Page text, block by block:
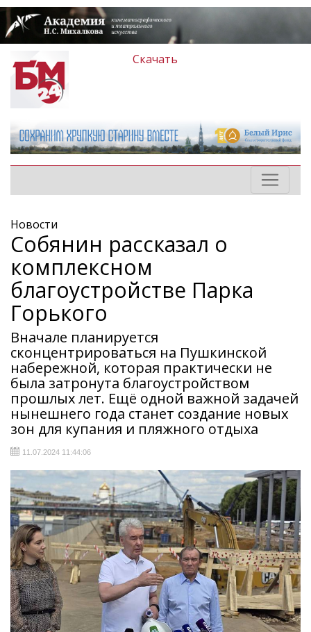
Скачать
Новости
Собянин рассказал о
комплексном
благоустройстве Парка
Горького
Вначале планируется
сконцентрироваться на Пушкинской
набережной, которая практически не
была затронута благоустройством
прошлых лет. Ещё одной важной задачей
нынешнего года станет создание новых
зон для купания и пляжного отдыха
11.07.2024 11:44:06